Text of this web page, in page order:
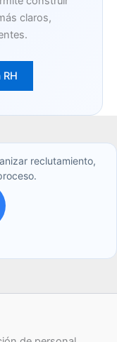
claros,
reclutamiento,